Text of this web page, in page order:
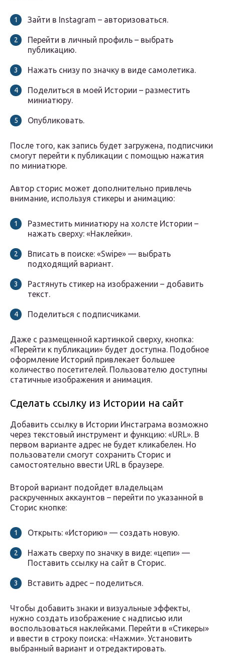
Зайти в Instagram – авторизоваться.
Перейти в личный профиль – выбрать
публикацию.
Нажать снизу по значку в виде самолетика.
Поделиться в моей Истории – разместить
миниатюру.
Опубликовать.
После того, как запись будет загружена, подписчики
смогут перейти к публикации с помощью нажатия
по миниатюре.
Автор сторис может дополнительно привлечь
внимание, используя стикеры и анимацию:
Разместить миниатюру на холсте Истории –
нажать сверху: «Наклейки».
Вписать в поиске: «Swipe» — выбрать
подходящий вариант.
Растянуть стикер на изображении – добавить
текст.
Поделиться с подписчиками.
Даже с размещенной картинкой сверху, кнопка:
«Перейти к публикации» будет доступна. Подобное
оформление Историй привлекает большее
количество посетителей. Пользователю доступны
статичные изображения и анимация.
Сделать ссылку из Истории на сайт
Добавить ссылку в Истории Инстаграма возможно
через текстовый инструмент и функцию: «URL». В
первом варианте адрес не будет кликабелен. Но
пользователи смогут сохранить Сторис и
самостоятельно ввести URL в браузере.
Второй вариант подойдет владельцам
раскрученных аккаунтов – перейти по указанной в
Сторис кнопке:
Открыть: «Историю» — создать новую.
Нажать сверху по значку в виде: «цепи» —
Поставить ссылку на сайт в Сторис.
Вставить адрес – поделиться.
Чтобы добавить знаки и визуальные эффекты,
нужно создать изображение с надписью или
воспользоваться наклейками. Перейти в «Стикеры»
и ввести в строку поиска: «Нажми». Установить
выбранный вариант и отредактировать.